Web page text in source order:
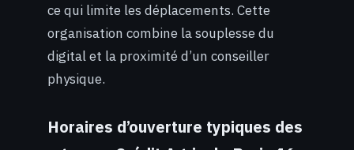
ce qui limite les déplacements. Cette
organisation combine la souplesse du
digital et la proximité d’un conseiller
physique.
Horaires d’ouverture typiques des